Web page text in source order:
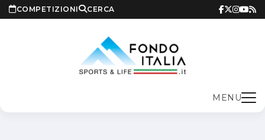
COMPETIZIONI CERCA
MENU